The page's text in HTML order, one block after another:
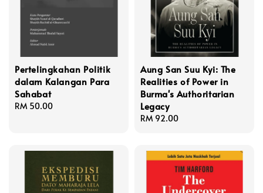
Pertelingkahan Politik
dalam Kalangan Para
Sahabat
Regular
RM 50.00
Aung San Suu Kyi: The
Realities of Power in
Burma's Authoritarian
Legacy
Regular
RM 92.00